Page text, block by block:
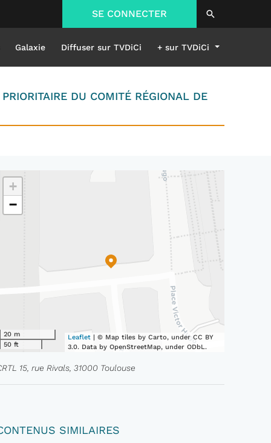
SE CONNECTER
Galaxie Diffuser sur TVDiCi + sur TVDiCi
DU COMITÉ RÉGIONAL DE
+
−
20 m
50 ft
Leaflet | © Map tiles by Carto, under CC BY
3.0. Data by OpenStreetMap, under ODbL.
15, rue Rivals, 31000 Toulouse
SIMILAIRES